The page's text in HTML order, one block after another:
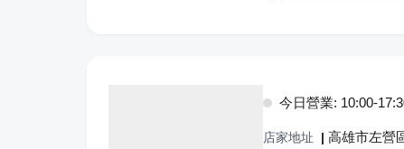
今日營業: 10:00-
店家地址 | 高雄市左營